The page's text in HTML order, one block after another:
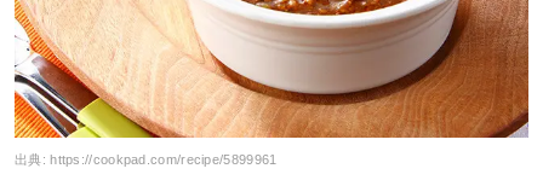
出典:https://cookpad.com/recipe/5899961